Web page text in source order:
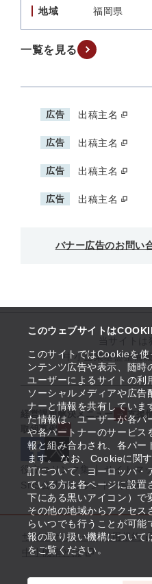
このウェブサイトは
このサイトではCookieを
ンテンツ広告や表示、随時
ユーザーによるサイトの利
ソーシャルメディアや広告
ナーと情報を共有していま
た情報は、ユーザーが各パ
や各パートナーのサービス
報と組み合わされ、各パー
ます。 なお、Cookieに関
訂について、ヨーロッパ・
ている方は各ページに設置
下にある黒いアイコン）で
その他の地域からアクセ
らいつでも行うことが可
報の取り扱い機構について
をご覧ください。
地域 福岡県
一覧を見る
広告 出稿主名
広告 出稿主名
広告 出稿主名
広告 出稿主名
バナー広告のお問い
中小企業基盤整備
経営課題解決メニュー 支援
取組事例
役立つリンク集 サイトマ
SNS公式アカウント一覧
サイトポリシー・利用規約
中小機構とは